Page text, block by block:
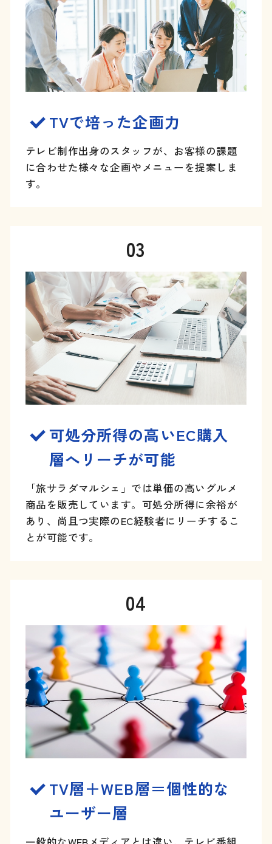
TVで培った企画力
テレビ制作出身のスタッフが、お客様の課題
に合わせた様々な企画やメニューを提案しま
す。
03
可処分所得の高いEC購入
層へリーチが可能
「旅サラダマルシェ」では単価の高いグルメ
商品を販売しています。可処分所得に余裕が
あり、尚且つ実際のEC経験者にリーチするこ
とが可能です。
04
TV層＋WEB層＝個性的な
ユーザー層